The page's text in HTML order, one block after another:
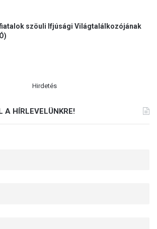
szöuli Ifjúsági Világtalálkozójának
Hirdetés
A HÍRLEVELÜNKRE!